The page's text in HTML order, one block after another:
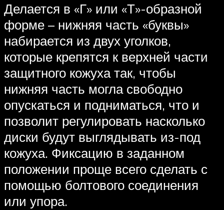
Делается в «Г» или «Т»-образной
форме – нижняя часть «буквы»
набирается из двух уголков,
которые крепятся к верхней части
защитного кожуха так, чтобы
нижняя часть могла свободно
опускаться и подниматься, что и
позволит регулировать насколько
диски будут выглядывать из-под
кожуха. Фиксацию в заданном
положении проще всего сделать с
помощью болтового соединения
или упора.